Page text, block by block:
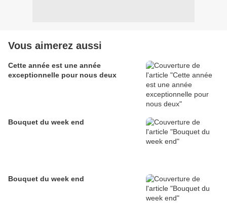
Vous aimerez aussi
Cette année est une année
exceptionnelle pour nous deux
Bouquet du week end
Bouquet du week end